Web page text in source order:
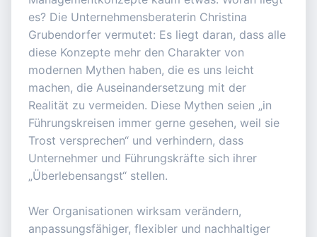
es? Die Unternehmensberaterin Christina
Grubendorfer vermutet: Es liegt daran, dass alle
diese Konzepte mehr den Charakter von
modernen Mythen haben, die es uns leicht
machen, die Auseinandersetzung mit der
Realität zu vermeiden. Diese Mythen seien „in
Führungskreisen immer gerne gesehen, weil sie
Trost versprechen“ und verhindern, dass
Unternehmer und Führungskräfte sich ihrer
„Überlebensangst“ stellen.
Wer Organisationen wirksam verändern,
anpassungsfähiger, flexibler und nachhaltiger